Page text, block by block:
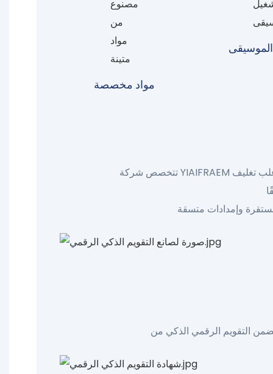
مواد مخصصة
تتخصص شركة YIAIFRAEM في تصنيع التقاويم الرقمية الذكية المصممة حسب الطلب مع ضمان رقابة صارمة على العلامة التجارية. نوفر علب تغليف